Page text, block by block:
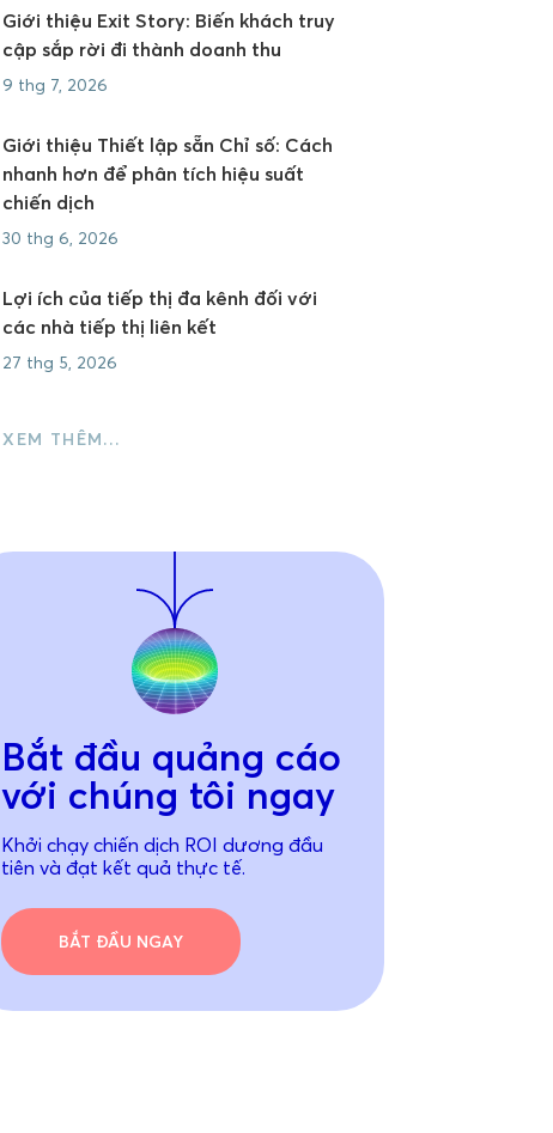
Giới thiệu Exit Story: Biến khách truy
cập sắp rời đi thành doanh thu
9 thg 7, 2026
Giới thiệu Thiết lập sẵn Chỉ số: Cách
nhanh hơn để phân tích hiệu suất
chiến dịch
30 thg 6, 2026
Lợi ích của tiếp thị đa kênh đối với
các nhà tiếp thị liên kết
27 thg 5, 2026
XEM THÊM…
Bắt đầu quảng cáo
với chúng tôi ngay
Khởi chạy chiến dịch ROI dương đầu
tiên và đạt kết quả thực tế.
BẮT ĐẦU NGAY